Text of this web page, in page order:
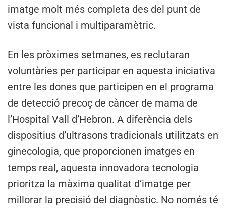
imatge molt més completa des del punt de
vista funcional i multiparamètric.
En les pròximes setmanes, es reclutaran
voluntàries per participar en aquesta iniciativa
entre les dones que participen en el programa
de detecció precoç de càncer de mama de
l’Hospital Vall d’Hebron. A diferència dels
dispositius d’ultrasons tradicionals utilitzats en
ginecologia, que proporcionen imatges en
temps real, aquesta innovadora tecnologia
prioritza la màxima qualitat d’imatge per
millorar la precisió del diagnòstic. No només té